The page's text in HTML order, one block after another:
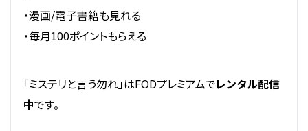
・漫画/電子書籍も見れる
・毎月100ポイントもらえる
「ミステリと言う勿れ」はFODプレミアムでレンタル配信
中です。